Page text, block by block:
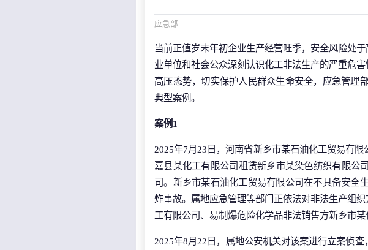
应急部
当前正值岁末年初企业生产经营旺季，安全风险处
业单位和社会公众深刻认识化工非法生产的严重危
高压态势，切实保护人民群众生命安全，应急管理
典型案例。
案例1
2025年7月23日，河南省新乡市某石油化工贸易有
嘉县某化工有限公司租赁新乡市某染色纺织有限公
司。新乡市某石油化工贸易有限公司在不具备安全
炸事故。属地应急管理等部门正依法对非法生产组
工有限公司、易制爆危险化学品非法销售方新乡市
2025年8月22日，属地公安机关对该案进行立案侦